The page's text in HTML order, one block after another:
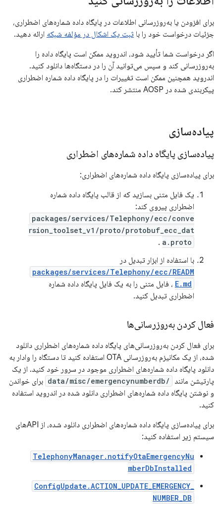
برای افزودن یا به‌روزرسانی اطلاعات در پایگاه داده شماره‌های اضطراری،
جزئیات درخواست خود را با ثبت یک اشکال در مؤلفه شبکه ارائه دهید.
اگر درخواست شما تأیید شود، اندروید ممکن است پایگاه داده را
به‌روزرسانی کند و سپس می‌توانید آن را در دستگاه‌ها دانلود کنید.
اندروید همچنین ممکن است تغییرات را در پایگاه داده شماره اضطراری
پیکربندی شده در AOSP منتشر کند.
پیاده‌سازی
پیاده‌سازی پایگاه داده شماره‌های اضطراری
برای پیاده‌سازی پایگاه داده شماره‌های اضطراری:
یک فایل متنی بسازید که از قالب پایگاه داده شماره
اضطراری پیروی کند:
packages/services/Telephony/ecc/conve
rsion_toolset_v1/proto/protobuf_ecc_dat
a.proto
.
با استفاده از ابزار تبدیل در
packages/services/Telephony/ecc/READM
E.md ، فایل متنی را به یک فایل پایگاه داده شماره
اضطراری تبدیل کنید.
فعال کردن به‌روزرسانی‌ها
برای فعال کردن به‌روزرسانی‌های پایگاه داده شماره‌های اضطراری دانلود
شده، از یک مکانیزم به‌روزرسانی OTA استفاده کنید تا دستگاه را وادار به
دانلود پایگاه داده شماره‌های اضطراری موجود در سرور خود کنید. از یک
پارتیشن مانند
/data/misc/emergencynumberdb
برای خواندن
و نوشتن پایگاه داده شماره‌های اضطراری دانلود شده در اندروید استفاده
کنید.
برای پیاده‌سازی پایگاه داده شماره‌های اضطراری دانلود شده، از APIهای
سیستم زیر استفاده کنید:
TelephonyManager.notifyOtaEmergencyNu
mberDbInstalled
ConfigUpdate.ACTION_UPDATE_EMERGENCY_
NUMBER_DB